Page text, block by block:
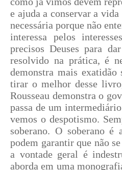
e ajuda a conservar a
necessária porque não
interessa pelos
precisos Deuses para
resolvido na prática, é
demonstra mais
tirar o melhor desse
Rousseau demonstra o
passa de um
vemos o despotismo.
soberano. O soberano é
podem garantir que não
a vontade geral é
aborda em uma